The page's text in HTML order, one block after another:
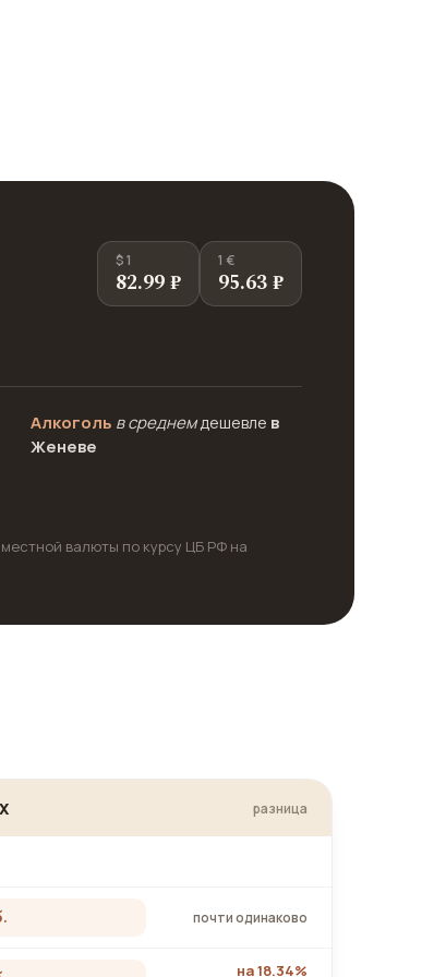
$ 1
82.99 ₽
1 €
95.63 ₽
Алкоголь в среднемдешевле в
Женеве
валюты по курсу ЦБ РФ на
разница
почти одинаково
на 18.34%